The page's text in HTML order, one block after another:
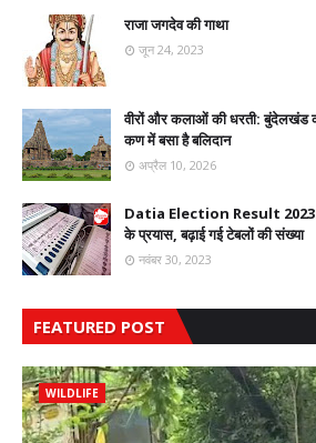
राजा जगदेव की गाथा
जून 24, 2023
वीरों और कलाओं की धरती: बुंदेलखंड
कण में बसा है बलिदान
अप्रैल 10, 2026
Datia Election Result 2023:
के प्रयास, बढ़ाई गई टेबलों की संख्या
नवंबर 30, 2023
FEATURED POST
WILDLIFE